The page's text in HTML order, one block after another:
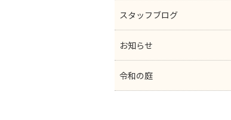
スタッフブログ
お知らせ
令和の庭